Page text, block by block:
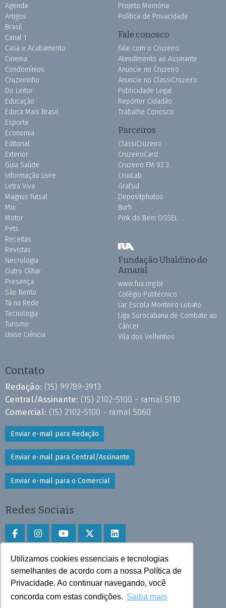
Utilizamos cookies essenciais e tecnologias
semelhantes de acordo com a nossa Política de
Privacidade. Ao continuar navegando, você
concorda com estas condições. Saiba mais
Agenda
Artigos
Brasil
Canal 1
Casa e Acabamento
Cinema
Condomínios
Cruzeirinho
Do Leitor
Educação
Educa Mais Brasil
Esporte
Economia
Editorial
Exterior
Guia Saúde
Informação Livre
Letra Viva
Magnus Futsal
Mix
Motor
Pets
Receitas
Revistas
Necrologia
Outro Olhar
Presença
São Bento
Tá na Rede
Tecnologia
Turismo
Uniso Ciência
Projeto Memória
Política de Privacidade
Fale conosco
Fale com o Cruzeiro
Atendimento ao Assinante
Anuncie no Cruzeiro
Anuncie no ClassiCruzeiro
Publicidade Legal
Repórter Cidadão
Trabalhe Conosco
Parceiros
ClassiCruzeiro
CruzeiroCard
Cruzeiro FM 92.3
CruxLab
Grafsul
Depositphotos
Burh
Pink do Bem OSSEL
Fundação Ubaldino do
Amaral
www.fua.org.br
Colégio Politécnico
Lar Escola Monteiro Lobato
Liga Sorocabana de Combate ao
Câncer
Vila dos Velhinhos
Contato
Redação: (15) 99789-3913
Central/Assinante: (15) 2102-5100 - ramal 5110
Comercial: (15) 2102-5100 - ramal 5060
Enviar e-mail para Redação
Enviar e-mail para Central/Assinante
Enviar e-mail para o Comercial
Redes Sociais
Faça download do aplicativo
Play Store e App Store